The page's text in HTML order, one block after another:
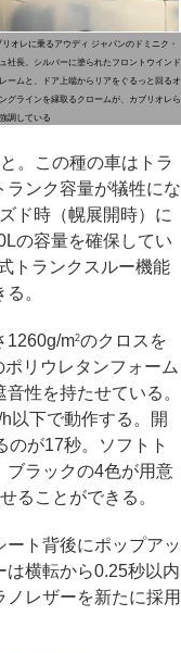
リオレに乗るアウディ ジャパンのドミニク・
社長。シルバーに塗られたフロントウインド
ームと、ドア上端からリアをぐるっと回るオ
グラインを縁取るクロームが、カブリオレら
強調している
。この種の車はトラ
ランク容量が犠牲にな
ド時（幌展開時）に
の容量を確保してい
トランクスルー機能
。
1260g/m2のクロスを
リウレタンフォーム
性を持たせている。
以下で動作する。開
のが17秒。ソフトト
ブラックの4色が用意
ることができる。
ト背後にポップアッ
は横転から0.25秒以内
レザーを新たに採用